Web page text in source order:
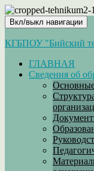
Вкл/выкл навигации
КГБПОУ "Бийский
ГЛАВНАЯ
Сведения об